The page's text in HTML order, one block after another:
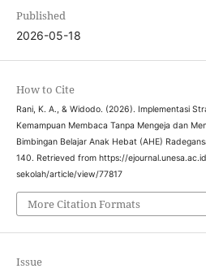
Published
2026-05-18
How to Cite
Rani, K. A., & Widodo. (2026). Implementasi
Kemampuan Membaca Tanpa Mengeja dan
Bimbingan Belajar Anak Hebat (AHE)
140. Retrieved from https://
sekolah/article/view/77817
More Citation Formats
Issue